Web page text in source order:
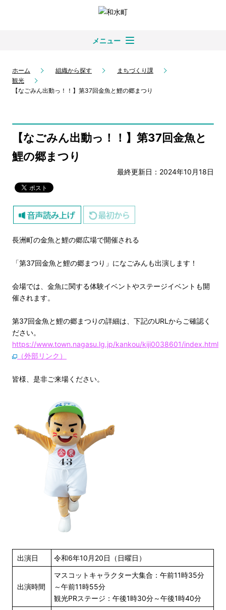
メニュー
ホーム 組織から探す
まちづくり課
観光
【なごみん出動っ！！】第37回金魚と鯉の郷まつり
【なごみん出動っ！！】第37回金魚と
鯉の郷まつり
最終更新日：2024年10月18日
長洲町の金魚と鯉の郷広場で開催される
「第37回金魚と鯉の郷まつり」になごみんも出演します！
会場では、金魚に関する体験イベントやステージイベントも開
催されます。
第37回金魚と鯉の郷まつりの詳細は、下記のURLからご確認く
ださい。
https://www.town.nagasu.lg.jp/kankou/kiji0038601/index.html
（外部リンク）
皆様、是非ご来場ください。
出演日 令和6年10月20日（日曜日）
出演時間
マスコットキャラクター大集合：午前11時35分
～午前11時55分
観光PRステージ：午後1時30分～午後1時40分